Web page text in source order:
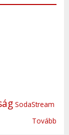
SodaStream
Tovább